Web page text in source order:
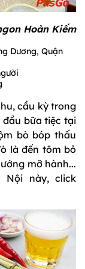
Hoàn Kiếm
Dương, Quận
cầu kỳ trong
bữa tiệc tại
bò bóp thấu
là đến tôm bỏ
mỡ hành...
này, click